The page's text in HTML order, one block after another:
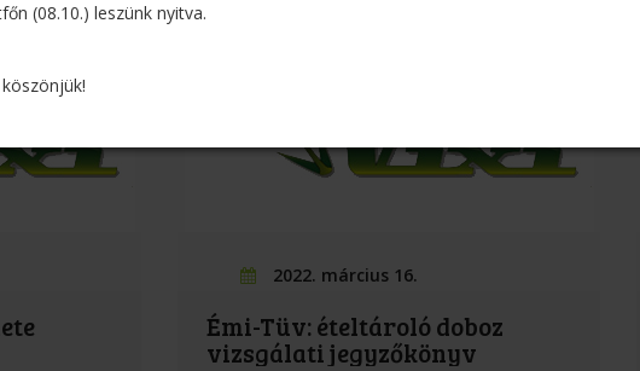
2022. március 16.
Émi-Tüv: ételtároló doboz
vizsgálati jegyzőkönyv
(08.10.) leszünk nyitva.